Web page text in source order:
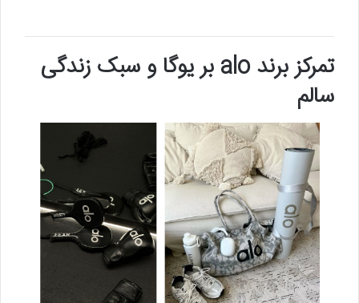
تمرکز برند alo بر یوگا و سبک زندگی
سالم